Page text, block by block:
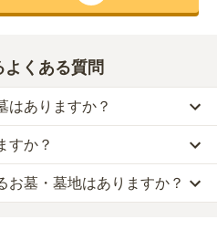
くある質問
はありますか？
る公営の霊園が
たります。
契約にあたって応募資格が設けら
すか？
ありません。
骨もご検討ください。
お墓・墓地はありますか？